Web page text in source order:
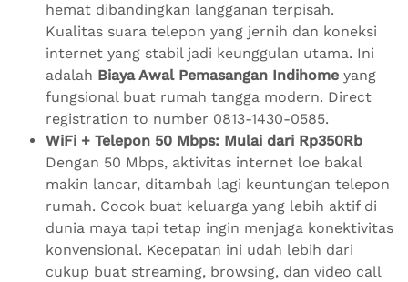
hemat dibandingkan langganan terpisah.
Kualitas suara telepon yang jernih dan koneksi
internet yang stabil jadi keunggulan utama. Ini
adalah Biaya Awal Pemasangan Indihome yang
fungsional buat rumah tangga modern. Direct
registration to number 0813-1430-0585.
WiFi + Telepon 50 Mbps: Mulai dari Rp350Rb
Dengan 50 Mbps, aktivitas internet loe bakal
makin lancar, ditambah lagi keuntungan telepon
rumah. Cocok buat keluarga yang lebih aktif di
dunia maya tapi tetap ingin menjaga konektivitas
konvensional. Kecepatan ini udah lebih dari
cukup buat streaming, browsing, dan video call